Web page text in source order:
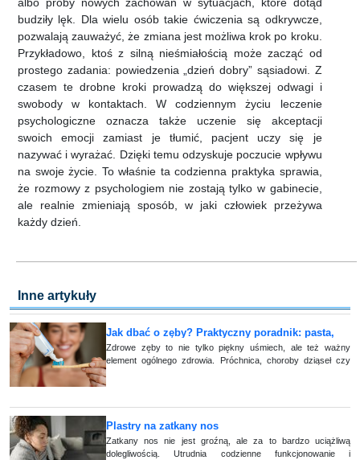
albo próby nowych zachowań w sytuacjach, które dotąd
budziły lęk. Dla wielu osób takie ćwiczenia są odkrywcze,
pozwalają zauważyć, że zmiana jest możliwa krok po kroku.
Przykładowo, ktoś z silną nieśmiałością może zacząć od
prostego zadania: powiedzenia „dzień dobry” sąsiadowi. Z
czasem te drobne kroki prowadzą do większej odwagi i
swobody w kontaktach. W codziennym życiu leczenie
psychologiczne oznacza także uczenie się akceptacji
swoich emocji zamiast je tłumić, pacjent uczy się je
nazywać i wyrażać. Dzięki temu odzyskuje poczucie wpływu
na swoje życie. To właśnie ta codzienna praktyka sprawia,
że rozmowy z psychologiem nie zostają tylko w gabinecie,
ale realnie zmieniają sposób, w jaki człowiek przeżywa
każdy dzień.
Inne artykuły
Jak dbać o zęby? Praktyczny poradnik: pasta,
nić, szczoteczka
Zdrowe zęby to nie tylko piękny uśmiech, ale też ważny
element ogólnego zdrowia. Próchnica, choroby dziąseł czy
Plastry na zatkany nos
Zatkany nos nie jest groźną, ale za to bardzo uciążliwą
dolegliwością. Utrudnia codzienne funkcjonowanie i